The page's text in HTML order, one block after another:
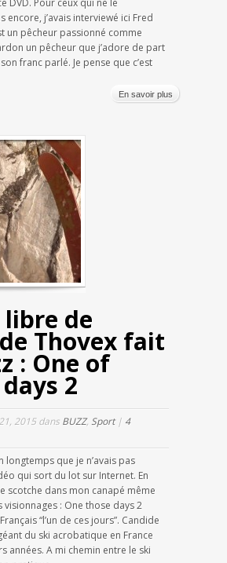
encore, j’avais interviewé ici Fred
un pêcheur passionné comme
un pêcheur que j’adore de part
franc parlé. Je pense que c’est
En savoir plus
libre de
Thovex fait
: One of
2
2015 dans BUZZ, Sport| 4
longtemps que je n’avais pas
qui sort du lot sur Internet. En
scotche dans mon canapé même
visionnages : One those days 2
“l’un de ces jours”. Candide
du ski acrobatique en France
années. A mi chemin entre le ski